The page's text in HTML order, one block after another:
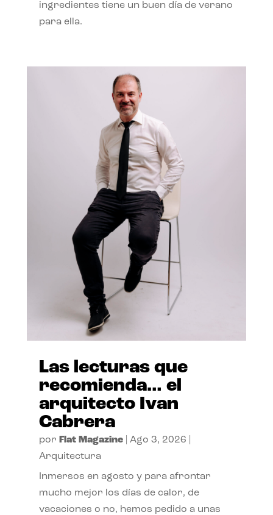
ingredientes tiene un buen día de verano
para ella.
Las lecturas que
recomienda… el
arquitecto Ivan
Cabrera
por Flat Magazine| Ago 3, 2026
Arquitectura
Inmersos en agosto y para afrontar
mucho mejor los días de calor, de
vacaciones o no, hemos pedido a unas